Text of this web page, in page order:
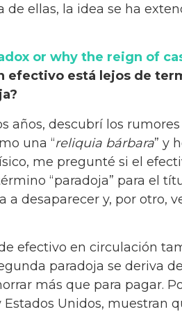
ellas, la idea se ha
or why the reign of
efectivo está lejos de
años, descubrí los
una “reliquia bárbara” y
me pregunté si el
“paradoja” para el
desaparecer y, por otro,
efectivo en circulación
paradoja se deriva
más que para pagar.
Unidos, muestran